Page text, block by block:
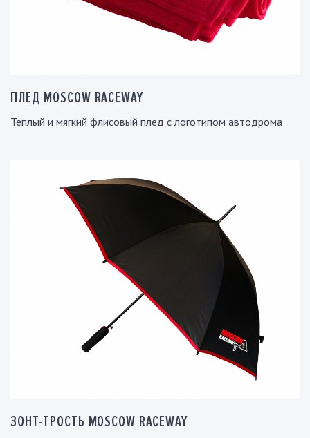
ПЛЕД MOSCOW RACEWAY
Теплый и мягкий флисовый плед с логотипом автодрома
ЗОНТ-ТРОСТЬ MOSCOW RACEWAY